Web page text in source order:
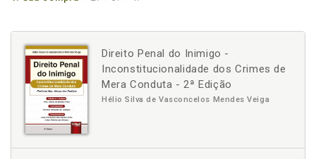
Direito Penal do Inimigo -
Inconstitucionalidade dos Crimes de
Mera Conduta - 2ª Edição
Hélio Silva de Vasconcelos Mendes Veiga